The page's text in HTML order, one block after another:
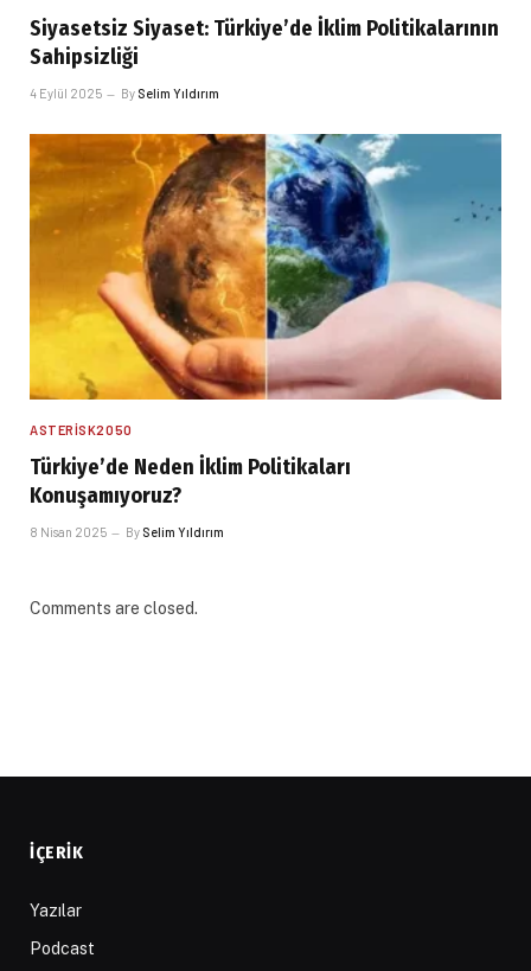
Siyasetsiz Siyaset: Türkiye’de İklim Politikalarının
Sahipsizliği
4 Eylül 2025 By Selim Yıldırım
ASTERISK2050
Türkiye’de Neden İklim Politikaları
Konuşamıyoruz?
8 Nisan 2025 By Selim Yıldırım
Comments are closed.
İÇERIK
Yazılar
Podcast